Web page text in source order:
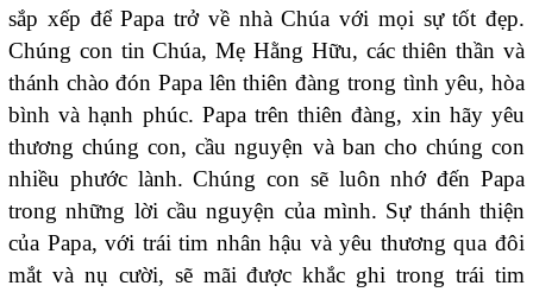
sắp xếp để Papa trở về nhà Chúa với mọi sự tốt đẹp.
Chúng con tin Chúa, Mẹ Hằng Hữu, các thiên thần và
thánh chào đón Papa lên thiên đàng trong tình yêu, hòa
bình và hạnh phúc. Papa trên thiên đàng, xin hãy yêu
thương chúng con, cầu nguyện và ban cho chúng con
nhiều phước lành. Chúng con sẽ luôn nhớ đến Papa
trong những lời cầu nguyện của mình. Sự thánh thiện
của Papa, với trái tim nhân hậu và yêu thương qua đôi
mắt và nụ cười, sẽ mãi được khắc ghi trong trái tim